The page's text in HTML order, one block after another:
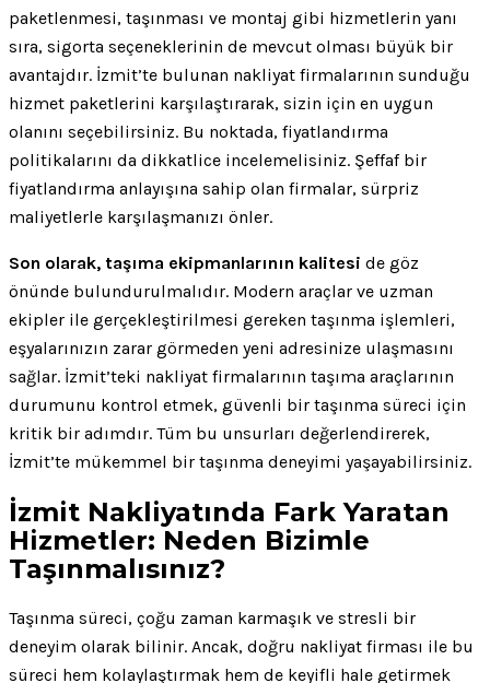
paketlenmesi, taşınması ve montaj gibi hizmetlerin yanı
sıra, sigorta seçeneklerinin de mevcut olması büyük bir
avantajdır. İzmit’te bulunan nakliyat firmalarının sunduğu
hizmet paketlerini karşılaştırarak, sizin için en uygun
olanını seçebilirsiniz. Bu noktada, fiyatlandırma
politikalarını da dikkatlice incelemelisiniz. Şeffaf bir
fiyatlandırma anlayışına sahip olan firmalar, sürpriz
maliyetlerle karşılaşmanızı önler.
Son olarak, taşıma ekipmanlarının kalitesi de göz
önünde bulundurulmalıdır. Modern araçlar ve uzman
ekipler ile gerçekleştirilmesi gereken taşınma işlemleri,
eşyalarınızın zarar görmeden yeni adresinize ulaşmasını
sağlar. İzmit’teki nakliyat firmalarının taşıma araçlarının
durumunu kontrol etmek, güvenli bir taşınma süreci için
kritik bir adımdır. Tüm bu unsurları değerlendirerek,
İzmit’te mükemmel bir taşınma deneyimi yaşayabilirsiniz.
İzmit Nakliyatında Fark Yaratan
Hizmetler: Neden Bizimle
Taşınmalısınız?
Taşınma süreci, çoğu zaman karmaşık ve stresli bir
deneyim olarak bilinir. Ancak, doğru nakliyat firması ile bu
süreci hem kolaylaştırmak hem de keyifli hale getirmek